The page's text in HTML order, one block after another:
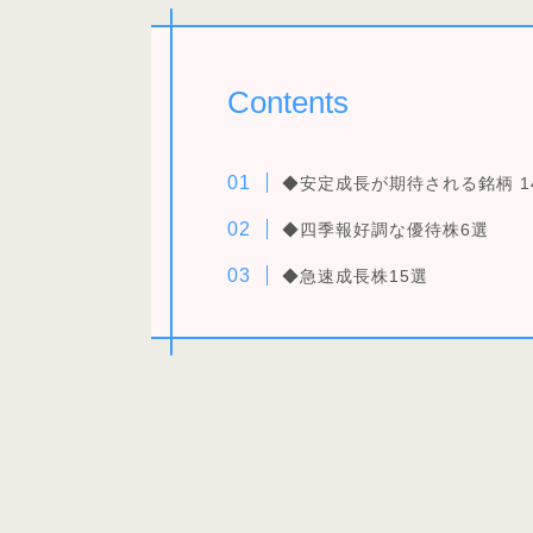
Contents
◆安定成長が期待される銘柄
◆四季報好調な優待株6選
◆急速成長株15選